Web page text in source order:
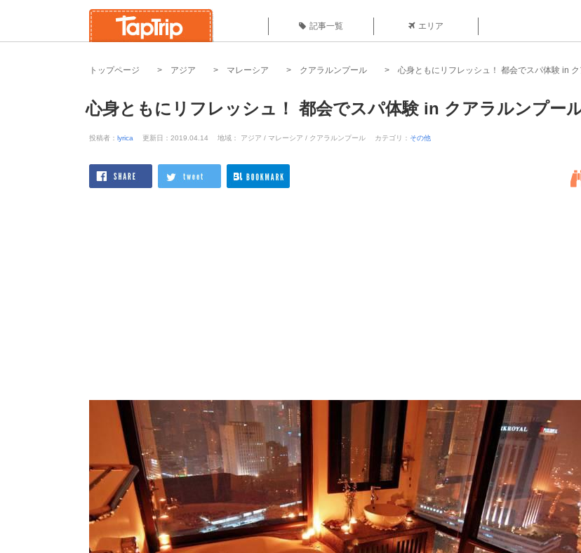
記事一覧 エリア
トップページ アジア マレーシア クアラルンプール 心身ともにリフレッシュ！ 都会でスパ体験 in
心身ともにリフレッシュ！ 都会でスパ体験 in クアラルンプー
投稿者： lyrica 更新日：2019.04.14 地域： アジア / マレーシア / クアラルンプール カテゴリ： その他